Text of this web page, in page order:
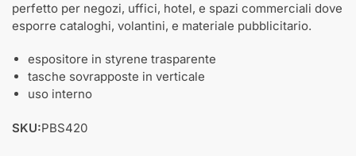
perfetto per negozi, uffici, hotel, e spazi commerciali dove
esporre cataloghi, volantini, e materiale pubblicitario.
espositore in styrene trasparente
tasche sovrapposte in verticale
uso interno
SKU:PBS420